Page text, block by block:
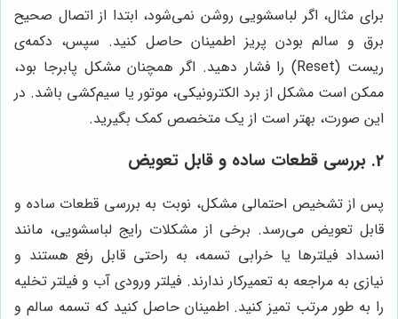
برای مثال، اگر لباسشویی روشن نمی‌شود، ابتدا از اتصال صحیح
برق و سالم بودن پریز اطمینان حاصل کنید. سپس، دکمه‌ی
ریست (Reset) را فشار دهید. اگر همچنان مشکل پابرجا بود،
ممکن است مشکل از برد الکترونیکی، موتور یا سیم‌کشی باشد. در
این صورت، بهتر است از یک متخصص کمک بگیرید.
2. بررسی قطعات ساده و قابل تعویض
پس از تشخیص احتمالی مشکل، نوبت به بررسی قطعات ساده و
قابل تعویض می‌رسد. برخی از مشکلات رایج لباسشویی، مانند
انسداد فیلترها یا خرابی تسمه، به راحتی قابل رفع هستند و
نیازی به مراجعه به تعمیرکار ندارند. فیلتر ورودی آب و فیلتر تخلیه
را به طور مرتب تمیز کنید. اطمینان حاصل کنید که تسمه سالم و